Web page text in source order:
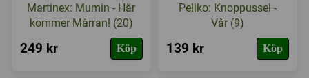
Martinex: Mumin - Här
kommer Mårran! (20)
249 kr Köp
Peliko: Knoppussel -
Vår (9)
139 kr Köp